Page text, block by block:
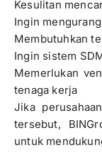
Kesulitan
Ingin
Membutuhkan
Ingin sistem
Memerlukan
tenaga kerja
Jika
tersebut,
untuk